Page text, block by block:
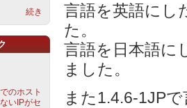
言語を英語にし
た。
言語を日本語に
ました。
また1.4.6-1JP
続き
のホスト
いIPがセ